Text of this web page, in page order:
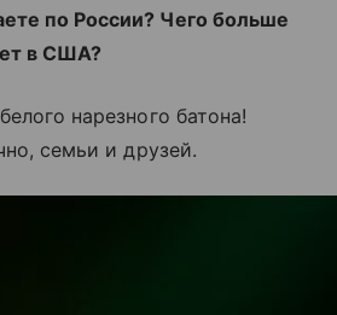
по России? Чего больше
в США?
нарезного батона!
семьи и друзей.